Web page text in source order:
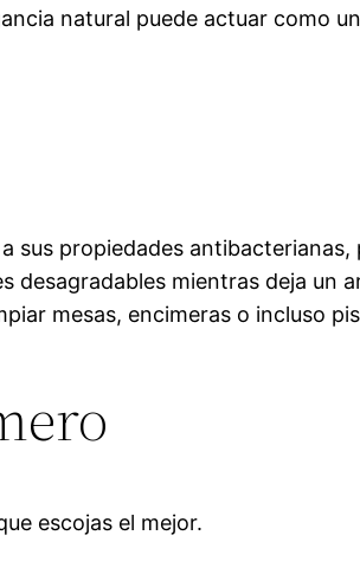
natural puede actuar como
sus propiedades antibacterianas,
desagradables mientras deja un
mesas, encimeras o incluso
escojas el mejor.